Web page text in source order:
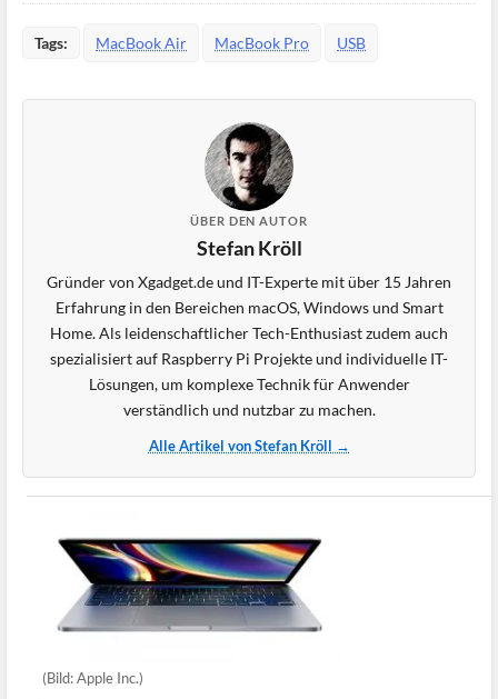
Tags: MacBook Air MacBook Pro USB
ÜBER DEN AUTOR
Stefan Kröll
Gründer von Xgadget.de und IT-Experte mit über 15 Jahren
Erfahrung in den Bereichen macOS, Windows und Smart
Home. Als leidenschaftlicher Tech-Enthusiast zudem auch
spezialisiert auf Raspberry Pi Projekte und individuelle IT-
Lösungen, um komplexe Technik für Anwender
verständlich und nutzbar zu machen.
Alle Artikel von Stefan Kröll →
(Bild: Apple Inc.)